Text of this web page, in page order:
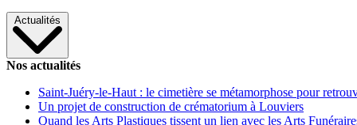
Actualités
Nos actualités
Saint-Juéry-le-Haut : le cimetière se métamorphose pour
Un projet de construction de crématorium à Louviers
Quand les Arts Plastiques tissent un lien avec les Arts